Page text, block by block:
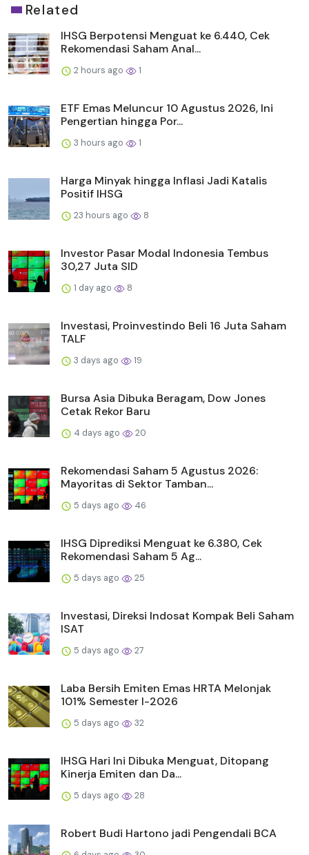
Related
IHSG Berpotensi Menguat ke 6.440, Cek
Rekomendasi Saham Anal...
2 hours ago 1
ETF Emas Meluncur 10 Agustus 2026, Ini
Pengertian hingga Por...
3 hours ago 1
Harga Minyak hingga Inflasi Jadi Katalis
Positif IHSG
23 hours ago 8
Investor Pasar Modal Indonesia Tembus
30,27 Juta SID
1 day ago 8
Investasi, Proinvestindo Beli 16 Juta Saham
TALF
3 days ago 19
Bursa Asia Dibuka Beragam, Dow Jones
Cetak Rekor Baru
4 days ago 20
Rekomendasi Saham 5 Agustus 2026:
Mayoritas di Sektor Tamban...
5 days ago 46
IHSG Diprediksi Menguat ke 6.380, Cek
Rekomendasi Saham 5 Ag...
5 days ago 25
Investasi, Direksi Indosat Kompak Beli Saham
ISAT
5 days ago 27
Laba Bersih Emiten Emas HRTA Melonjak
101% Semester I-2026
5 days ago 32
IHSG Hari Ini Dibuka Menguat, Ditopang
Kinerja Emiten dan Da...
5 days ago 28
Robert Budi Hartono jadi Pengendali BCA